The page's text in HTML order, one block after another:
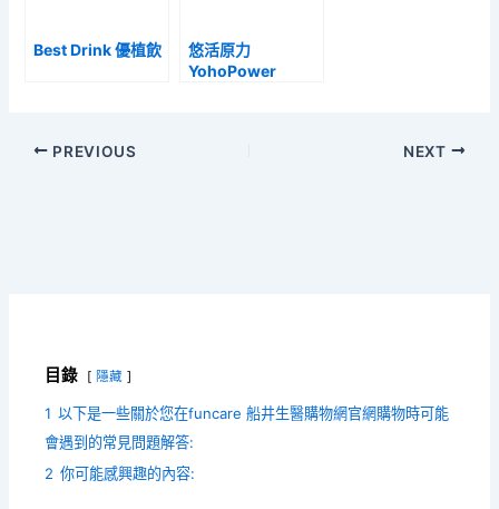
Best Drink 優植飲
悠活原力
YohoPower
PREVIOUS NEXT
目錄 隱藏
1 以下是一些關於您在funcare 船井生醫購物網官網購物時可能
會遇到的常見問題解答:
2 你可能感興趣的內容: